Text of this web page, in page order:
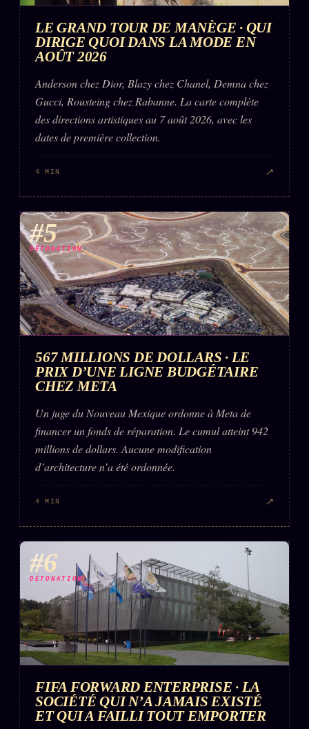
LE GRAND TOUR DE MANÈGE · QUI
DIRIGE QUOI DANS LA MODE EN
AOÛT 2026
Anderson chez Dior, Blazy chez Chanel, Demna chez
Gucci, Rousteing chez Rabanne. La carte complète
des directions artistiques au 7 août 2026, avec les
dates de première collection.
4 MIN ↗
#5
DÉTONATION
567 MILLIONS DE DOLLARS · LE
PRIX D’UNE LIGNE BUDGÉTAIRE
CHEZ META
Un juge du Nouveau Mexique ordonne à Meta de
financer un fonds de réparation. Le cumul atteint 942
millions de dollars. Aucune modification
d’architecture n’a été ordonnée.
4 MIN ↗
#6
DÉTONATION
FIFA FORWARD ENTERPRISE · LA
SOCIÉTÉ QUI N’A JAMAIS EXISTÉ
ET QUI A FAILLI TOUT EMPORTER